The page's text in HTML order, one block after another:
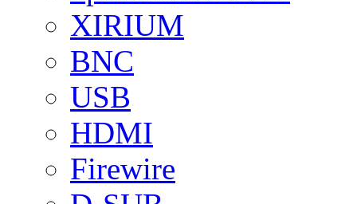
XIRIUM
BNC
USB
HDMI
Firewire